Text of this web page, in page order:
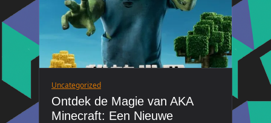
Uncategorized
Ontdek de Magie van AKA
Minecraft: Een Nieuwe